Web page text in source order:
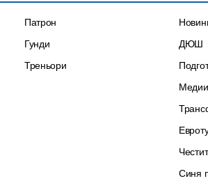
Патрон
Гунди
Треньори
ДЮШ
Медии
Синя